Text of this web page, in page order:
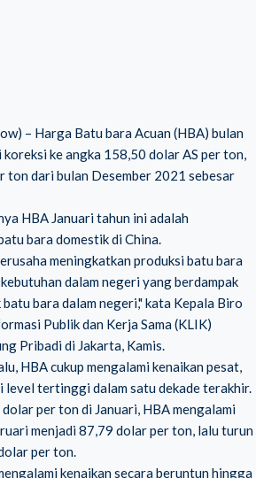
– Harga Batu bara Acuan (HBA) bulan
ke angka 158,50 dolar AS per ton,
ton dari bulan Desember 2021 sebesar
HBA Januari tahun ini adalah
bara domestik di China.
meningkatkan produksi batu bara
dalam negeri yang berdampak
bara dalam negeri," kata Kepala Biro
Publik dan Kerja Sama (KLIK)
Pribadi di Jakarta, Kamis.
HBA cukup mengalami kenaikan pesat,
level tertinggi dalam satu dekade terakhir.
per ton di Januari, HBA mengalami
menjadi 87,79 dolar per ton, lalu turun
per ton.
kenaikan secara beruntun hingga